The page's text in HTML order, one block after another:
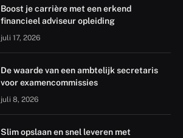
Boost je carrière met een erkend
financieel adviseur opleiding
juli 17, 2026
De waarde van een ambtelijk secretaris
voor examencommissies
juli 8, 2026
Slim opslaan en snel leveren met